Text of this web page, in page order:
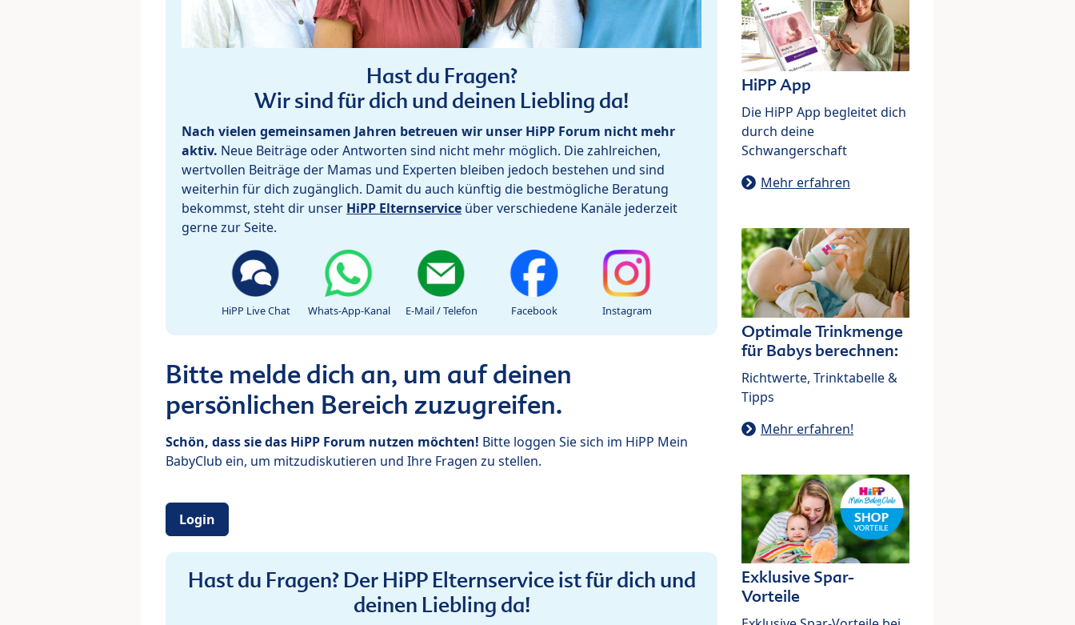
Hast du Fragen?
Wir sind für dich und deinen Liebling da!
Nach vielen gemeinsamen Jahren betreuen wir unser HiPP Forum nicht mehr
aktiv. Neue Beiträge oder Antworten sind nicht mehr möglich. Die zahlreichen,
wertvollen Beiträge der Mamas und Experten bleiben jedoch bestehen und sind
weiterhin für dich zugänglich. Damit du auch künftig die bestmögliche Beratung
bekommst, steht dir unser HiPP Elternservice über verschiedene Kanäle jederzeit
gerne zur Seite.
HiPP Live Chat Whats-App-Kanal E-Mail / Telefon Facebook Instagram
Bitte melde dich an, um auf deinen
persönlichen Bereich zuzugreifen.
Schön, dass sie das HiPP Forum nutzen möchten! Bitte loggen Sie sich im HiPP Mein
BabyClub ein, um mitzudiskutieren und Ihre Fragen zu stellen.
Login
Hast du Fragen? Der HiPP Elternservice ist für dich und
deinen Liebling da!
HiPP App
Die HiPP App begleitet dich
durch deine
Schwangerschaft
Mehr erfahren
Optimale Trinkmenge
für Babys berechnen:
Richtwerte, Trinktabelle &
Tipps
Mehr erfahren!
Exklusive Spar-
Vorteile